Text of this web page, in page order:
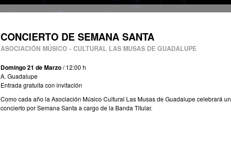
CONCIERTO DE SEMANA SANTA
ASOCIACIÓN MÚSICO - CULTURAL LAS MUSAS DE GUADALUPE
Domingo 21 de Marzo/ 12:00 h
A. Guadalupe
Entrada gratuita con invitación
Como cada año la Asociación Músico Cultural Las Musas de Guadalupe celebrará un
concierto por Semana Santa a cargo de la Banda Titular.